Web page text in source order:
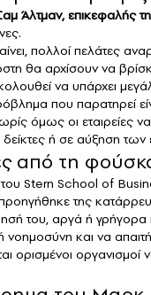
Άλτμαν, επικεφαλής
πολλοί πελάτες
θα αρχίσουν να
να υπάρχει
που παρατηρεί
όμως οι εταιρείες
δείκτες ή σε αύξηση
από τη
Stern School of
της
του, αργά ή γρήγορα
νοημοσύνη και να
ορισμένοι